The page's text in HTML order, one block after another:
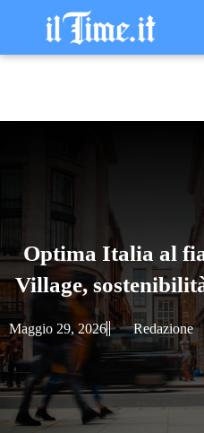
contenuto
Optima Italia al
Village,
Maggio 29, 2026 Redazione